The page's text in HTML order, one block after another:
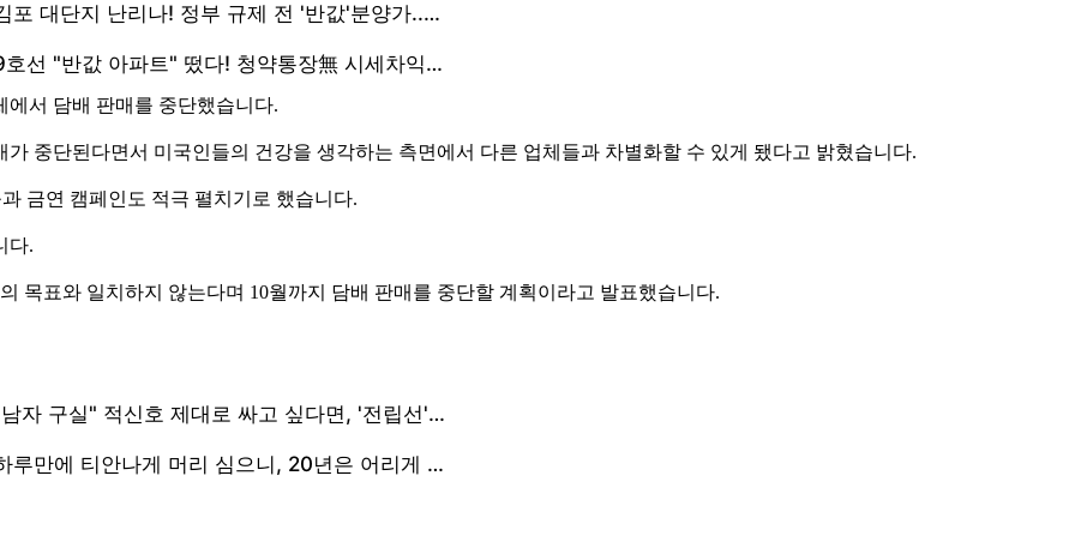
에서 담배 판매를 중단했습니다.
중단된다면서 미국인들의 건강을 생각하는 측면에서 다른 업체들과 차별화할 수 있게 됐다고 밝혔습니다.
금연 캠페인도 적극 펼치기로 했습니다.
다.
목표와 일치하지 않는다며 10월까지 담배 판매를 중단할 계획이라고 발표했습니다.